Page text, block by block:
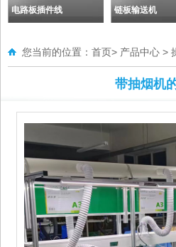
电路板插件线 链板输送机
您当前的位置： 首页> 产品中心 >
带抽烟机